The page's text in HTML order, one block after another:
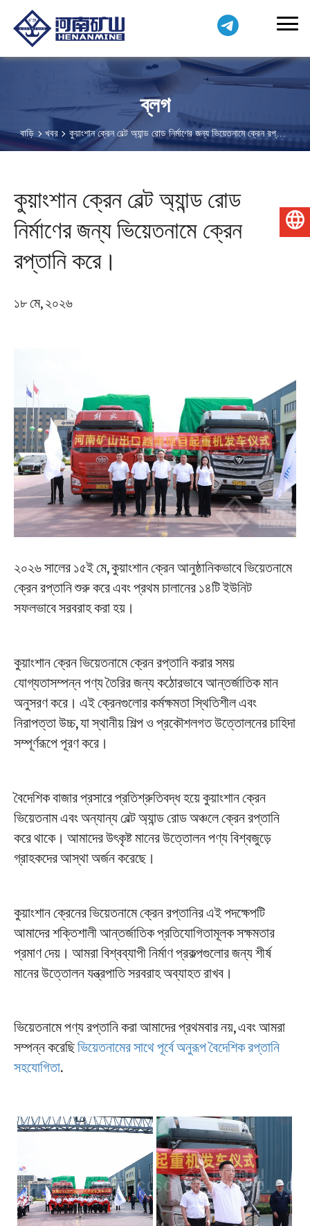
প্রকল্প
অ্যাপ্লিকেশন
আমাদের সম্পর্কে
যোগাযোগ করুন
ব্লগ
বাড়ি খবর
কুয়াংশান ক্রেন বেল্ট অ্যান্ড রোড নির্মাণের জন্য ভিয়েতনামে ক্রেন রপ্তানি
করে।
কুয়াংশান ক্রেন বেল্ট অ্যান্ড রোড
নির্মাণের জন্য ভিয়েতনামে ক্রেন
রপ্তানি করে।
১৮ মে, ২০২৬
২০২৬ সালের ১৫ই মে, কুয়াংশান ক্রেন আনুষ্ঠানিকভাবে ভিয়েতনামে
ক্রেন রপ্তানি শুরু করে এবং প্রথম চালানের ১৪টি ইউনিট
সফলভাবে সরবরাহ করা হয়।
কুয়াংশান ক্রেন ভিয়েতনামে ক্রেন রপ্তানি করার সময়
যোগ্যতাসম্পন্ন পণ্য তৈরির জন্য কঠোরভাবে আন্তর্জাতিক মান
অনুসরণ করে। এই ক্রেনগুলোর কর্মক্ষমতা স্থিতিশীল এবং
নিরাপত্তা উচ্চ, যা স্থানীয় শিল্প ও প্রকৌশলগত উত্তোলনের চাহিদা
সম্পূর্ণরূপে পূরণ করে।
বৈদেশিক বাজার প্রসারে প্রতিশ্রুতিবদ্ধ হয়ে কুয়াংশান ক্রেন
ভিয়েতনাম এবং অন্যান্য বেল্ট অ্যান্ড রোড অঞ্চলে ক্রেন রপ্তানি
করে থাকে। আমাদের উৎকৃষ্ট মানের উত্তোলন পণ্য বিশ্বজুড়ে
গ্রাহকদের আস্থা অর্জন করেছে।
কুয়াংশান ক্রেনের ভিয়েতনামে ক্রেন রপ্তানির এই পদক্ষেপটি
আমাদের শক্তিশালী আন্তর্জাতিক প্রতিযোগিতামূলক সক্ষমতার
প্রমাণ দেয়। আমরা বিশ্বব্যাপী নির্মাণ প্রকল্পগুলোর জন্য শীর্ষ
মানের উত্তোলন যন্ত্রপাতি সরবরাহ অব্যাহত রাখব।
ভিয়েতনামে পণ্য রপ্তানি করা আমাদের প্রথমবার নয়, এবং আমরা
সম্পন্ন করেছিভিয়েতনামের সাথে পূর্বে অনুরূপ বৈদেশিক রপ্তানি
সহযোগিতা.
বাংলা